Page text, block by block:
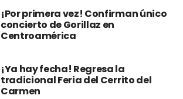
¡Por primera vez! Confirman único
concierto de Gorillaz en
Centroamérica
¡Ya hay fecha! Regresa la
tradicional Feria del Cerrito del
Carmen